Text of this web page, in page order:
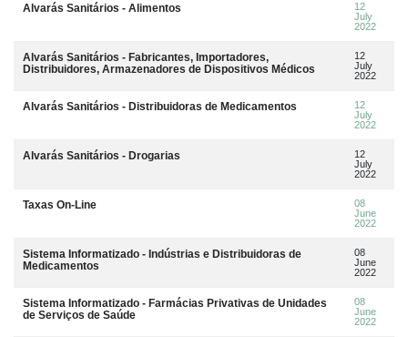
Alvarás Sanitários - Alimentos
12
July
2022
Alvarás Sanitários - Fabricantes, Importadores,
Distribuidores, Armazenadores de Dispositivos Médicos
12
July
2022
Alvarás Sanitários - Distribuidoras de Medicamentos
12
July
2022
Alvarás Sanitários - Drogarias
12
July
2022
Taxas On-Line
08
June
2022
Sistema Informatizado - Indústrias e Distribuidoras de
Medicamentos
08
June
2022
Sistema Informatizado - Farmácias Privativas de Unidades
de Serviços de Saúde
08
June
2022